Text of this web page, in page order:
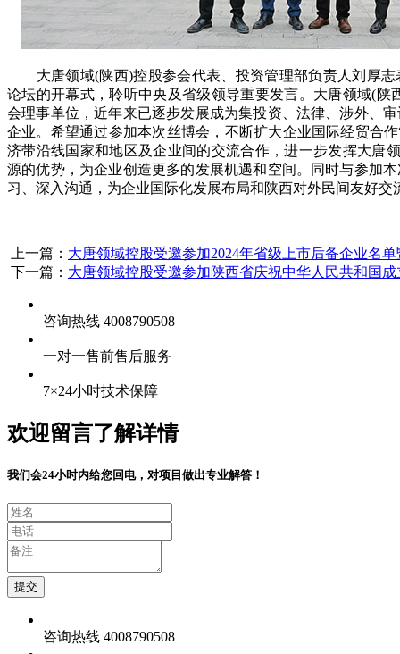
大唐领域(陕西)控股参会代表、投资管理部负责人刘厚志
论坛的开幕式，聆听中央及省级领导重要发言。 大唐领域(陕
会理事单位，近年来已逐步发展成为集投资、法律、涉外、
企业。希望通过参加本次丝博会，不断扩大企业国际经贸合
济带沿线国家和地区及企业间的交流合作，进一步发挥大唐
源的优势，为企业创造更多的发展机遇和空间。同时与参加
习、深入沟通，为企业国际化发展布局和陕西对外民间友好交
上一篇： 大唐领域控股受邀参加2024年省级上市后备企业名
下一篇： 大唐领域控股受邀参加陕西省庆祝中华人民共和国
咨询热线 4008790508
一对一售前售后服务
7×24小时技术保障
欢迎留言了解详情
我们会24小时内给您回电，对项目做出专业解答！
提交
咨询热线 4008790508